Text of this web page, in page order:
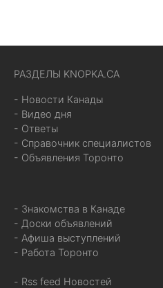
РАЗДЕЛЫ KNOPKA.CA
- Новости Канады
- Видео дня
- Ответы
- Справочник специалистов
- Объявления Торонто
- Знакомства в Канаде
- Доски объявлений
- Афиша выступлений
- Работа Торонто
- Rss feed Новостей